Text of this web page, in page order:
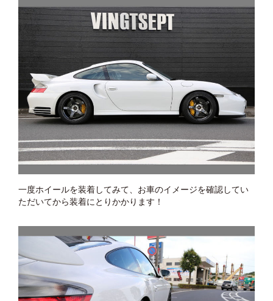
一度ホイールを装着してみて、お車のイメージを確認してい
ただいてから装着にとりかかります！